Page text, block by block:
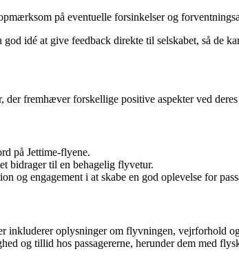
på eventuelle forsinkelser og
idé at give feedback direkte til selskabet, så de
fremhæver forskellige positive aspekter ved
på Jettime-flyene.
bidrager til en behagelig flyvetur.
og engagement i at skabe en god oplevelse for
inkluderer oplysninger om flyvningen, vejrforhold
og tillid hos passagererne, herunder dem med